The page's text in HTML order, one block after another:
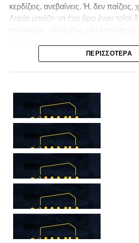
κερδίζεις, ανεβαίνεις. Ή, δεν παίζεις,
Λαμία μοιάζει να έχει βρει έναν
της κατηγορίας. Της συρρίκνωσης της
Για μια ομάδα που πέρασε μια σχεδόν
σαλόνια τηςSuper League 1
αναγνωρισιμότητα, δεν μπορεί η
είναι «μας αδικούν», «μας
στο μάτι».Αυτά είναι πολυτέλειες
ομάδων που ζητούν να
και μέσα σε μια μικρή κατηγορία.
Η Λαμία, αντί να λειτουργεί ως το
αναφοράς του ποδοσφαιρικού χάρτη
Φθιώτιδας , επιτρέπει το αντίθετο: Να
έχουν μεγαλύτερη επιρροή. Ακόμη κι
ΠΕΡΙΣΣΌΤΕΡΑ